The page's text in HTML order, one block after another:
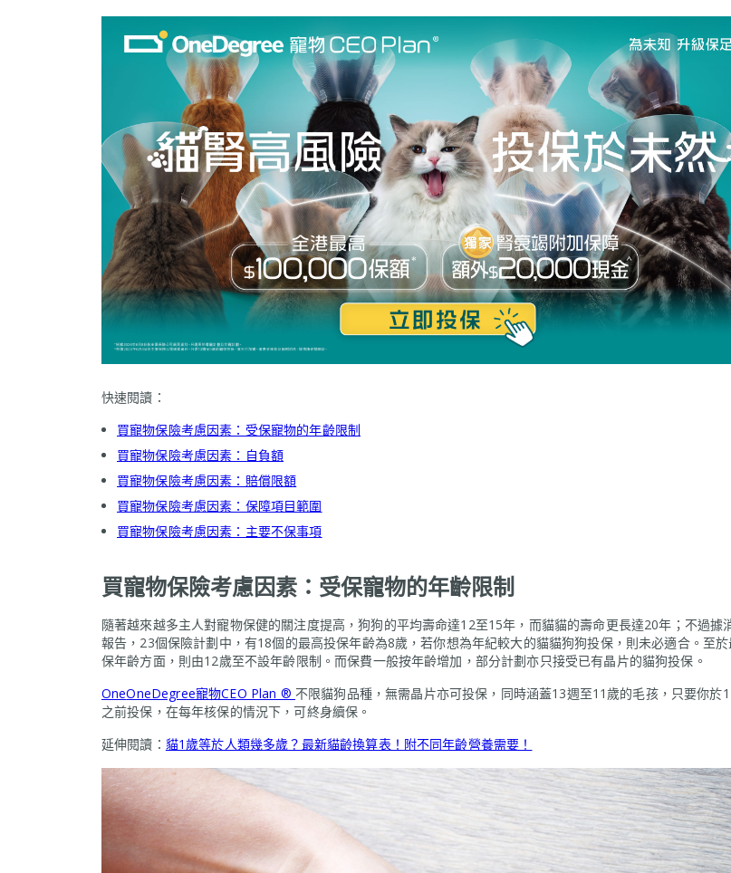
快速閱讀：
買寵物保險考慮因素：受保寵物的年齡限制
買寵物保險考慮因素：自負額
買寵物保險考慮因素：賠償限額
買寵物保險考慮因素：保障項目範圍
買寵物保險考慮因素：主要不保事項
買寵物保險考慮因素：受保寵物的年齡限制
隨著越來越多主人對寵物保健的關注度提高，狗狗的平均壽命達12至15年，而貓貓的壽命更長達20年；不過據
報告，23個保險計劃中，有18個的最高投保年齡為8歲，若你想為年紀較大的貓貓狗狗投保，則未必適合。至
保年齡方面，則由12歲至不設年齡限制。而保費一般按年齡增加，部分計劃亦只接受已有晶片的貓狗投保。
OneOneDegree寵物CEO Plan ® 不限貓狗品種，無需晶片亦可投保，同時涵蓋13週至11歲的毛孩，只要你於
之前投保，在每年核保的情況下，可終身續保。
延伸閱讀： 貓1歲等於人類幾多歲？最新貓齡換算表！附不同年齡營養需要！